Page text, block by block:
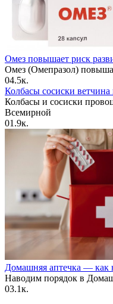
Омез повышает риск
Омез (Омепразол)
04.5к.
Колбасы сосиски
Колбасы и сосиски
Всемирной
01.9к.
Домашняя аптечка — как
Наводим порядок в
03.1к.